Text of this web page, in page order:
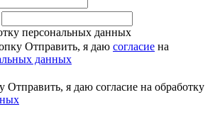
персональных данных
Отправить, я даю согласие на
данных
я даю согласие на обработку